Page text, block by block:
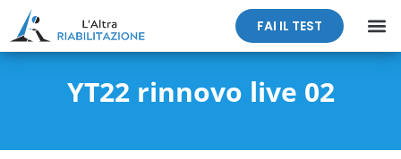
FAI IL TEST
YT22 rinnovo live 02